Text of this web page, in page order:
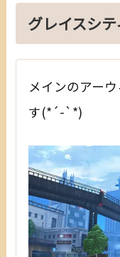
グレイスシ
メインのアー
す(*´-`*)